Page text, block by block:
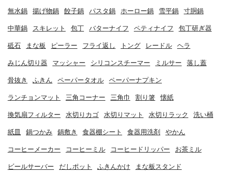
無水鍋 揚げ物鍋 餃子鍋 パスタ鍋 ホーロー鍋 雪平鍋 寸胴鍋
中華鍋 スキレット 包丁 バターナイフ ペティナイフ 包丁研ぎ器
砥石 まな板 ピーラー フライ返し トング レードル ヘラ
みじん切り器 マッシャー シリコンスチーマー ミルサー 落し蓋
骨抜き ふきん ペーパータオル ペーパーナプキン
ランチョンマット 三角コーナー 三角巾 割り箸 懐紙
換気扇フィルター 水切りカゴ 水切りマット 水切りラック 洗い桶
紙皿 鍋つかみ 鍋敷き 食器棚シート 食器用洗剤 やかん
コーヒーメーカー コーヒーミル コーヒードリッパー お茶ミル
ビールサーバー だしポット ふきんかけ まな板スタンド